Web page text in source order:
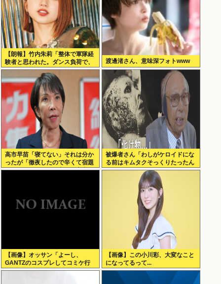
【朗報】竹内朱莉「整体で軍隊経
験者と思われた。ダンス負荷で、
私の骨と筋肉はもうグチャグチャ
になってい
渡邊渚さん、意味深フォトwww
高市早苗「寝てない」それは分か
ったが「徹夜したので辛くて宿題
やってません」って言う奴高市早
被爆者さん「わしがケロイドにな
る前はキムタクそっくりたったん
じゃ」ハードなギャグをかます
【画像】オッサン「よーし、
GANTZのコスプレしてコミケ行
くかー」
【画像】この小川彩、大変なこと
になってるって...